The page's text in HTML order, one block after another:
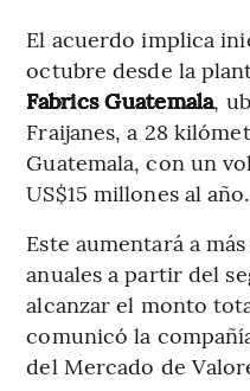
El acuerdo implica
octubre desde la
Fabrics Guatemala,
Fraijanes, a 28
Guatemala, con un
US$15 millones al año.
Este aumentará a
anuales a partir del
alcanzar el monto
comunicó la
del Mercado de